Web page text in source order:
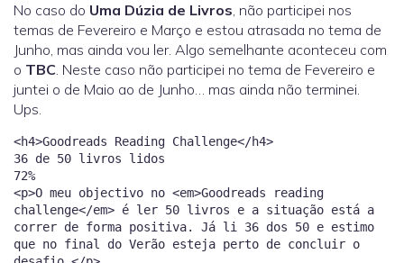
No caso do Uma Dúzia de Livros, não participei nos
temas de Fevereiro e Março e estou atrasada no tema de
Junho, mas ainda vou ler. Algo semelhante aconteceu com
o TBC. Neste caso não participei no tema de Fevereiro e
juntei o de Maio ao de Junho… mas ainda não terminei.
Ups.
<h4>Goodreads Reading Challenge</h4> 36 de 50 livros lidos 72% <p>O meu objectivo no <em>Goodreads reading challenge</em> é ler 50 livros e a situação está a correr de forma positiva. Já li 36 dos 50 e estimo que no final do Verão esteja perto de concluir o desafio.</p> <h2>Leituras do 1.º semestre</h2> <p>Para te falar das leituras do primeiro semestre do ano vou começar por te resumir o que achei dos livros que não tiveram direito a publicação. No final, terás a lista completa de livros lidos, com ligação directa a cada uma das publicações.</p> <h3><i>99 clássicos de cinema para pessoas com pressa</i>, de Thomas Wengelewski</h3> <p>A premissa dos livros desta série e resumir, em quatro quadradinhos de banda desenhada e de forma sarcástica, histórias clássicas. Neste caso, filmes clássicos. É uma leitura que tem mais piada de acordo com o nosso conhecimento das histórias originais. É um livro descontraído, que dá uma boa prenda para pessoas que adoram cinema.</p> <h3><i>O Quidditch Através dos Tempos</i>, de J.K. Rowling</h3> <p>É possível que este tenha sido o último livro que li da JKR? É, sim. É um livro pequenino, que, tal como o título indica, é sobre a história e regras do Quidditch. Lê-se num instante e é uma ideia engraçada, mas nada de extraordinário.</p> <h3><i>GNR</i>, de Nuno Saraiva</h3> <p>O que fizeste com o teu primeiro ordenado? Eu paguei contas e cenas e comprei este livro para a minha mãe. É uma banda desenhada humorística sobre os GNR e tem um CD incluído. Não foi excelente, mas é uma leitura engraçada para fãs da banda.</p> <h3><i>The Lost Symbol</i>, de Dan Brown</h3> <p>Há algum tempo fiz uma <a href="https://asofiaworld.com/2019/01/6-series-de-livros-para-comecarcontinuar/" target="_blank" rel="noopener noreferrer">publicação sobre sagas literárias que queria continuar</a> e finalmente avancei na empreitada. Este é o terceiro livro da série Robert Langdon e é, até agora, aquele de que menos gostei. Desta vez, o assunto foca-se em ciência e na maçonaria e, claro, tem uma parte religiosa à mistura. Apesar de ter sentido, em algumas partes, que nada acontecia, o Dan Brown consegue criar mistério nas histórias de uma forma magistral.</p> <h3><i>Parece, mas não é!</i> e <i>Com ou sem vírgula?</i>, dos Guias Práticos da Porto Editora</h3> <p>A Porto Editora tem uma colecção de guias práticos sobre gramática e ortografia e estes dois foram os primeiros a vir cá para casa. Veredicto? Adorei ambos. O primeiro é sobre palavras e expressões que muitas pessoas confundem e o segundo é sobre o uso de vírgula. No caso do guia sobre vírgulas no final há exercícios, para tornar o guia realmente prático. Achei ambos muito úteis e no futuro vou comprar os restantes.</p> <h3><i>Signs of the Zodiac: Scorpio</i>, da Patrizia Troni</h3> <p>Sim, li um livro sobre o meu signo. Acho alguma piada a astrologia e, por isso, este foi um livro descontraído para ler numa tarde. Esta colecção, <em>Signs of the Zodiac</em>, inclui, claro, um livro para cada signo.</p> <h2>Todos os livros</h2> <ul> <li > <a href="https://asofiaworld.com/2020/01/pessoas-normais-sally-rooney/" target="_blank" rel="noopener noreferrer"> <i>Normal People</i>, da Sally Rooney </a> </li> <li > <a href="https://asofiaworld.com/2020/01/o-diabo-veste-prada-lauren-weisberger/" target="_blank" rel="noopener noreferrer"> <i>Devil Wears Prada</i>, da Laura Weisberger </a> </li> <li > <a href="https://asofiaworld.com/2020/02/geografia-sophia/" target="_blank" rel="noopener noreferrer"> <i>Geografia</i>, da Sophia de Mello Breyner Andresen </a> </li> <li > <a href="https://asofiaworld.com/2020/02/alecrim-jose-vieira/" target="_blank" rel="noopener noreferrer"> <i>Alecrim</i>, de José Vieira </a> </li> <li > <a href="https://asofiaworld.com/2020/02/a-noite-em-que-o-verao-acabou/" target="_blank" rel="noopener noreferrer"> <i>A Noite em que o Verão acabou</i>, do João Tordo </a> </li> <li > <a href="https://asofiaworld.com/2020/02/confesso-colleen-hoover/" target="_blank" rel="noopener noreferrer"> <i>Confesso</i>, da Colleen Hoover </a> </li> <li > <a href="https://asofiaworld.com/2020/04/e-se-obama-fosse-africano-mia-couto/" target="_blank" rel="noopener noreferrer"> <i>E se Obama fosse africano?</i>, de Mia Couto </a> </li> <li > <a href="https://asofiaworld.com/2020/04/regretting-you-colleen-hoover/" target="_blank" rel="noopener noreferrer"> <i>Regretting You</i>, da Coleen Hoover </a> </li> <li > <a href="https://asofiaworld.com/2020/02/ps-i-still-love-you/" target="_blank" rel="noopener noreferrer"> <i>PS I Still Love You</i>, da Jenny Han </a> </li> <li > <a href="https://asofiaworld.com/2020/04/born-a-crime-trevor-noah/" target="_blank" rel="noopener noreferrer"> <i>Born a Crime</i>, do Trevor Noah </a> </li> <li > <a href="https://asofiaworld.com/2020/02/alecrim-jose-vieira/" target="_blank" rel="noopener noreferrer"> <i>Influencia!</i>, da Maria Gonçalves </a> </li> <li > <a href="https://asofiaworld.com/2020/03/uma-aventura-coleccao/" target="_blank" rel="noopener noreferrer"> <i>Uma Aventura no Porto/na Cidade/nas Férias de Natal/na Falésia</i>, da Ana Maria Magalhães e da Isabel Alçada </a> </li> <li > <a href="https://asofiaworld.com/2020/04/like-a-love-story-abdi-nazemian/" target="_blank" rel="noopener noreferrer"> <i>Like a Love Story</i>, do Abdi Nazemian </a> </li> <li > <a href="https://asofiaworld.com/2020/04/memoria-putas-tristes-garcia-marquez/" target="_blank" rel="noopener noreferrer"> <i>Memória das Minhas Putas Tristes</i>, do Gabriel García Márquez </a> </li> <li > <i>99 clássicos de cinema para pessoas com pressa</i>, do Thomas Wengelewski </li> <li > <a href="https://asofiaworld.com/2020/05/poesia-sophia-mello-breyner-andresen/" target="_blank" rel="noopener noreferrer"> <i>Poesia</i>, da Sophia de Mello Breyner Andresen </a> </li> </ul> <ul> <li > <i>O Quidditch através dos tempos</i>, de J.K. Rowling </li> <li > <a href="https://asofiaworld.com/2020/05/sapiens-yuval-noah-harari/" target="_blank" rel="noopener noreferrer"> <i>Sapiens</i>, do Yuval Noah Harari </a> </li> <li > <i>GNR</i>, do Nuno Saraiva </li> <li > <a href="https://asofiaworld.com/2020/05/estar-vivo-aleija-ricardo-araujo-pereira/" target="_blank" rel="noopener noreferrer"> <i>Estar vivo aleija</i>, do Ricardo Araújo Pereira </a> </li> <li > <a href="https://asofiaworld.com/2020/06/americanah-chimamanda-ngozi-adichie/" target="_bl